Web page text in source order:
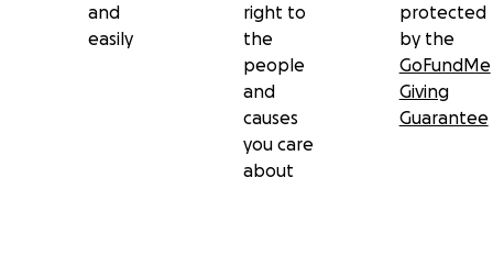
and
easily
right to
the
people
and
causes
you care
about
protected
by the
GoFundMe
Giving
Guarantee